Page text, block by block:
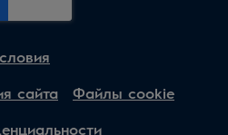
сайта
Файлы cookie